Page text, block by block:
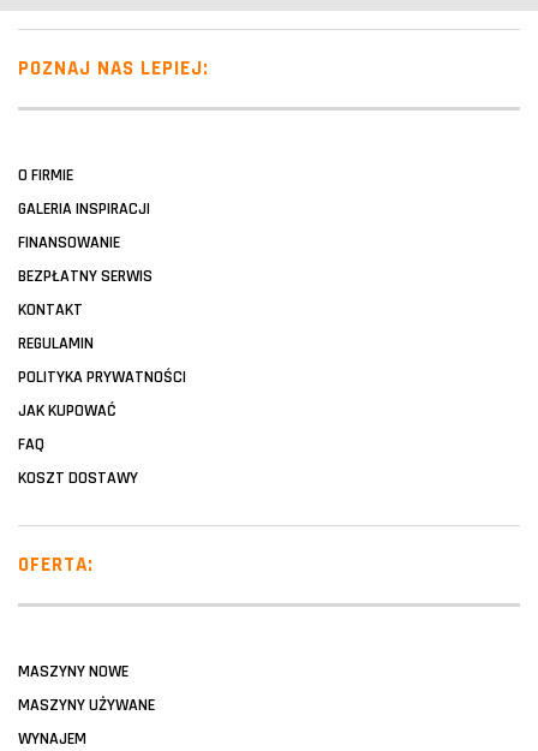
POZNAJ NAS LEPIEJ:
O FIRMIE
GALERIA INSPIRACJI
FINANSOWANIE
BEZPŁATNY SERWIS
KONTAKT
REGULAMIN
POLITYKA PRYWATNOŚCI
JAK KUPOWAĆ
FAQ
KOSZT DOSTAWY
OFERTA:
MASZYNY NOWE
MASZYNY UŻYWANE
WYNAJEM